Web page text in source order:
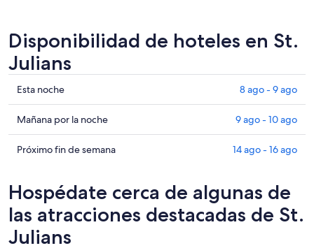
Disponibilidad de hoteles en St.
Julians
Ver
precios
de
propiedades
en
para
noche,
8
Esta noche 8 ago - 9 ago
Ver
precios
de
St.
Julians
para
mañana
Mañana por la noche 9 ago - 10 ago
Ver
propiedades
en
St.
Julians
Próximo fin de semana 14 ago - 16 ago
Hospédate cerca de algunas de
las atracciones destacadas de St.
Julians